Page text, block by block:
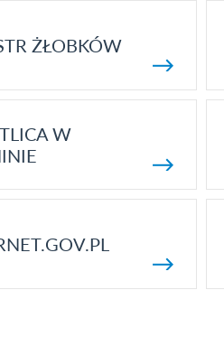
ŻŁOBKÓW
W